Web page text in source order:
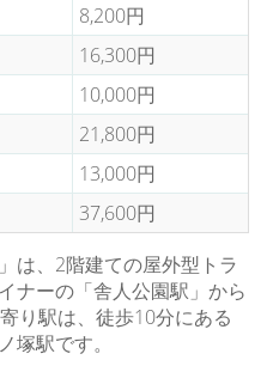
8,200円
16,300円
10,000円
21,800円
13,000円
37,600円
は、2階建ての屋外型トラ
ナーの「舎人公園駅」から
り駅は、徒歩10分にある
塚駅です。